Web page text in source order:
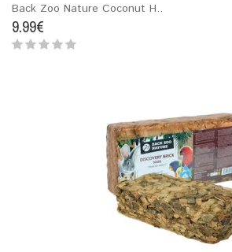
Back Zoo Nature Coconut H..
9.99€